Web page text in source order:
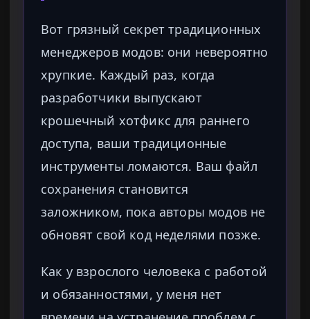
Вот грязный секрет традиционных
менеджеров модов: они невероятно
хрупкие. Каждый раз, когда
разработчики выпускают
крошечный хотфикс для раннего
доступа, ваши традиционные
инструменты ломаются. Ваш файл
сохранения становится
заложником, пока авторы модов не
обновят свой код неделями позже.
Как у взрослого человека с работой
и обязанностями, у меня нет